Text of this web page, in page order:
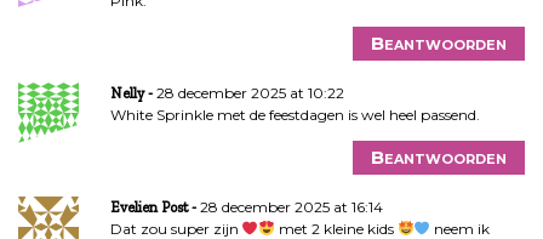
Beantwoorden
Nelly
28 december 2025 at 10:22
White Sprinkle met de feestdagen is wel heel passend.
Beantwoorden
Evelien Post
28 december 2025 at 16:14
Dat zou super zijn
met 2 kleine kids
neem ik